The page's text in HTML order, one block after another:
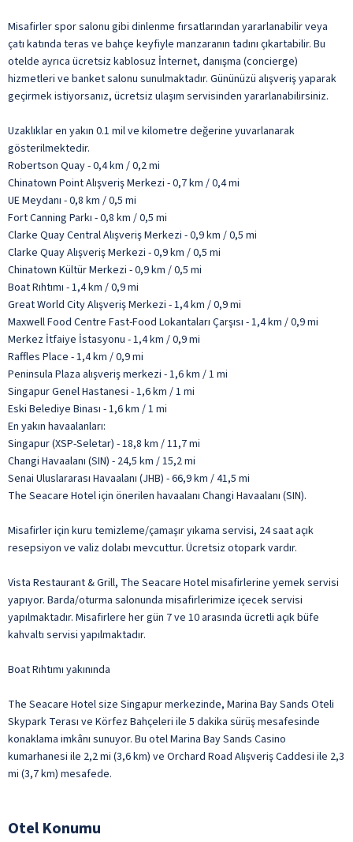
Misafirler spor salonu gibi dinlenme fırsatlarından yararlanabilir veya
çatı katında teras ve bahçe keyfiyle manzaranın tadını çıkartabilir. Bu
otelde ayrıca ücretsiz kablosuz İnternet, danışma (concierge)
hizmetleri ve banket salonu sunulmaktadır. Gününüzü alışveriş yaparak
geçirmek istiyorsanız, ücretsiz ulaşım servisinden yararlanabilirsiniz.
Uzaklıklar en yakın 0.1 mil ve kilometre değerine yuvarlanarak
gösterilmektedir.
Robertson Quay - 0,4 km / 0,2 mi
Chinatown Point Alışveriş Merkezi - 0,7 km / 0,4 mi
UE Meydanı - 0,8 km / 0,5 mi
Fort Canning Parkı - 0,8 km / 0,5 mi
Clarke Quay Central Alışveriş Merkezi - 0,9 km / 0,5 mi
Clarke Quay Alışveriş Merkezi - 0,9 km / 0,5 mi
Chinatown Kültür Merkezi - 0,9 km / 0,5 mi
Boat Rıhtımı - 1,4 km / 0,9 mi
Great World City Alışveriş Merkezi - 1,4 km / 0,9 mi
Maxwell Food Centre Fast-Food Lokantaları Çarşısı - 1,4 km / 0,9 mi
Merkez İtfaiye İstasyonu - 1,4 km / 0,9 mi
Raffles Place - 1,4 km / 0,9 mi
Peninsula Plaza alışveriş merkezi - 1,6 km / 1 mi
Singapur Genel Hastanesi - 1,6 km / 1 mi
Eski Belediye Binası - 1,6 km / 1 mi
En yakın havaalanları:
Singapur (XSP-Seletar) - 18,8 km / 11,7 mi
Changi Havaalanı (SIN) - 24,5 km / 15,2 mi
Senai Uluslararası Havaalanı (JHB) - 66,9 km / 41,5 mi
The Seacare Hotel için önerilen havaalanı Changi Havaalanı (SIN).
Misafirler için kuru temizleme/çamaşır yıkama servisi, 24 saat açık
resepsiyon ve valiz dolabı mevcuttur. Ücretsiz otopark vardır.
Vista Restaurant & Grill, The Seacare Hotel misafirlerine yemek servisi
yapıyor. Barda/oturma salonunda misafirlerimize içecek servisi
yapılmaktadır. Misafirlere her gün 7 ve 10 arasında ücretli açık büfe
kahvaltı servisi yapılmaktadır.
Boat Rıhtımı yakınında
The Seacare Hotel size Singapur merkezinde, Marina Bay Sands Oteli
Skypark Terası ve Körfez Bahçeleri ile 5 dakika sürüş mesafesinde
konaklama imkânı sunuyor. Bu otel Marina Bay Sands Casino
kumarhanesi ile 2,2 mi (3,6 km) ve Orchard Road Alışveriş Caddesi ile 2,3
mi (3,7 km) mesafede.
Otel Konumu